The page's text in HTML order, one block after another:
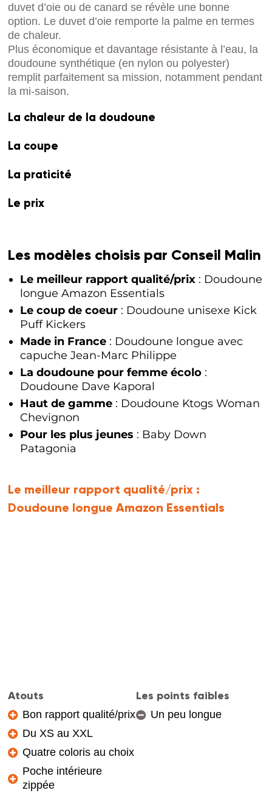
duvet d’oie ou de canard se révèle une bonne
option. Le duvet d’oie remporte la palme en termes
de chaleur.
Plus économique et davantage résistante à l’eau, la
doudoune synthétique (en nylon ou polyester)
remplit parfaitement sa mission, notamment pendant
la mi-saison.
La chaleur de la doudoune
La coupe
La praticité
Le prix
Les modèles choisis par Conseil Malin
Le meilleur rapport qualité/prix : Doudoune
longue Amazon Essentials
Le coup de coeur : Doudoune unisexe Kick
Puff Kickers
Made in France : Doudoune longue avec
capuche Jean-Marc Philippe
La doudoune pour femme écolo :
Doudoune Dave Kaporal
Haut de gamme : Doudoune Ktogs Woman
Chevignon
Pour les plus jeunes : Baby Down
Patagonia
Le meilleur rapport qualité/prix :
Doudoune longue Amazon Essentials
Atouts
Bon rapport qualité/prix
Du XS au XXL
Quatre coloris au choix
Poche intérieure
zippée
Les points faibles
Un peu longue